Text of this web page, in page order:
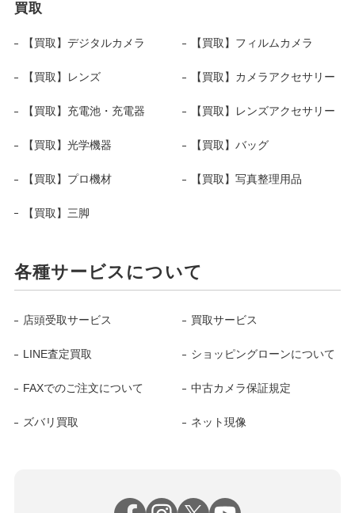
買取
【買取】デジタルカメラ 【買取】フィルムカメラ
【買取】レンズ 【買取】カメラアクセサリー
【買取】充電池・充電器 【買取】レンズアクセサリー
【買取】光学機器 【買取】バッグ
【買取】プロ機材 【買取】写真整理用品
【買取】三脚
各種サービスについて
店頭受取サービス 買取サービス
LINE査定買取 ショッピングローンについて
FAXでのご注文について 中古カメラ保証規定
ズバリ買取 ネット現像